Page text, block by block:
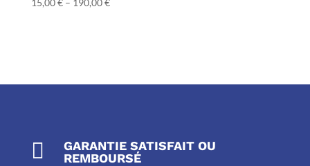

GARANTIE SATISFAIT OU
REMBOURSÉ